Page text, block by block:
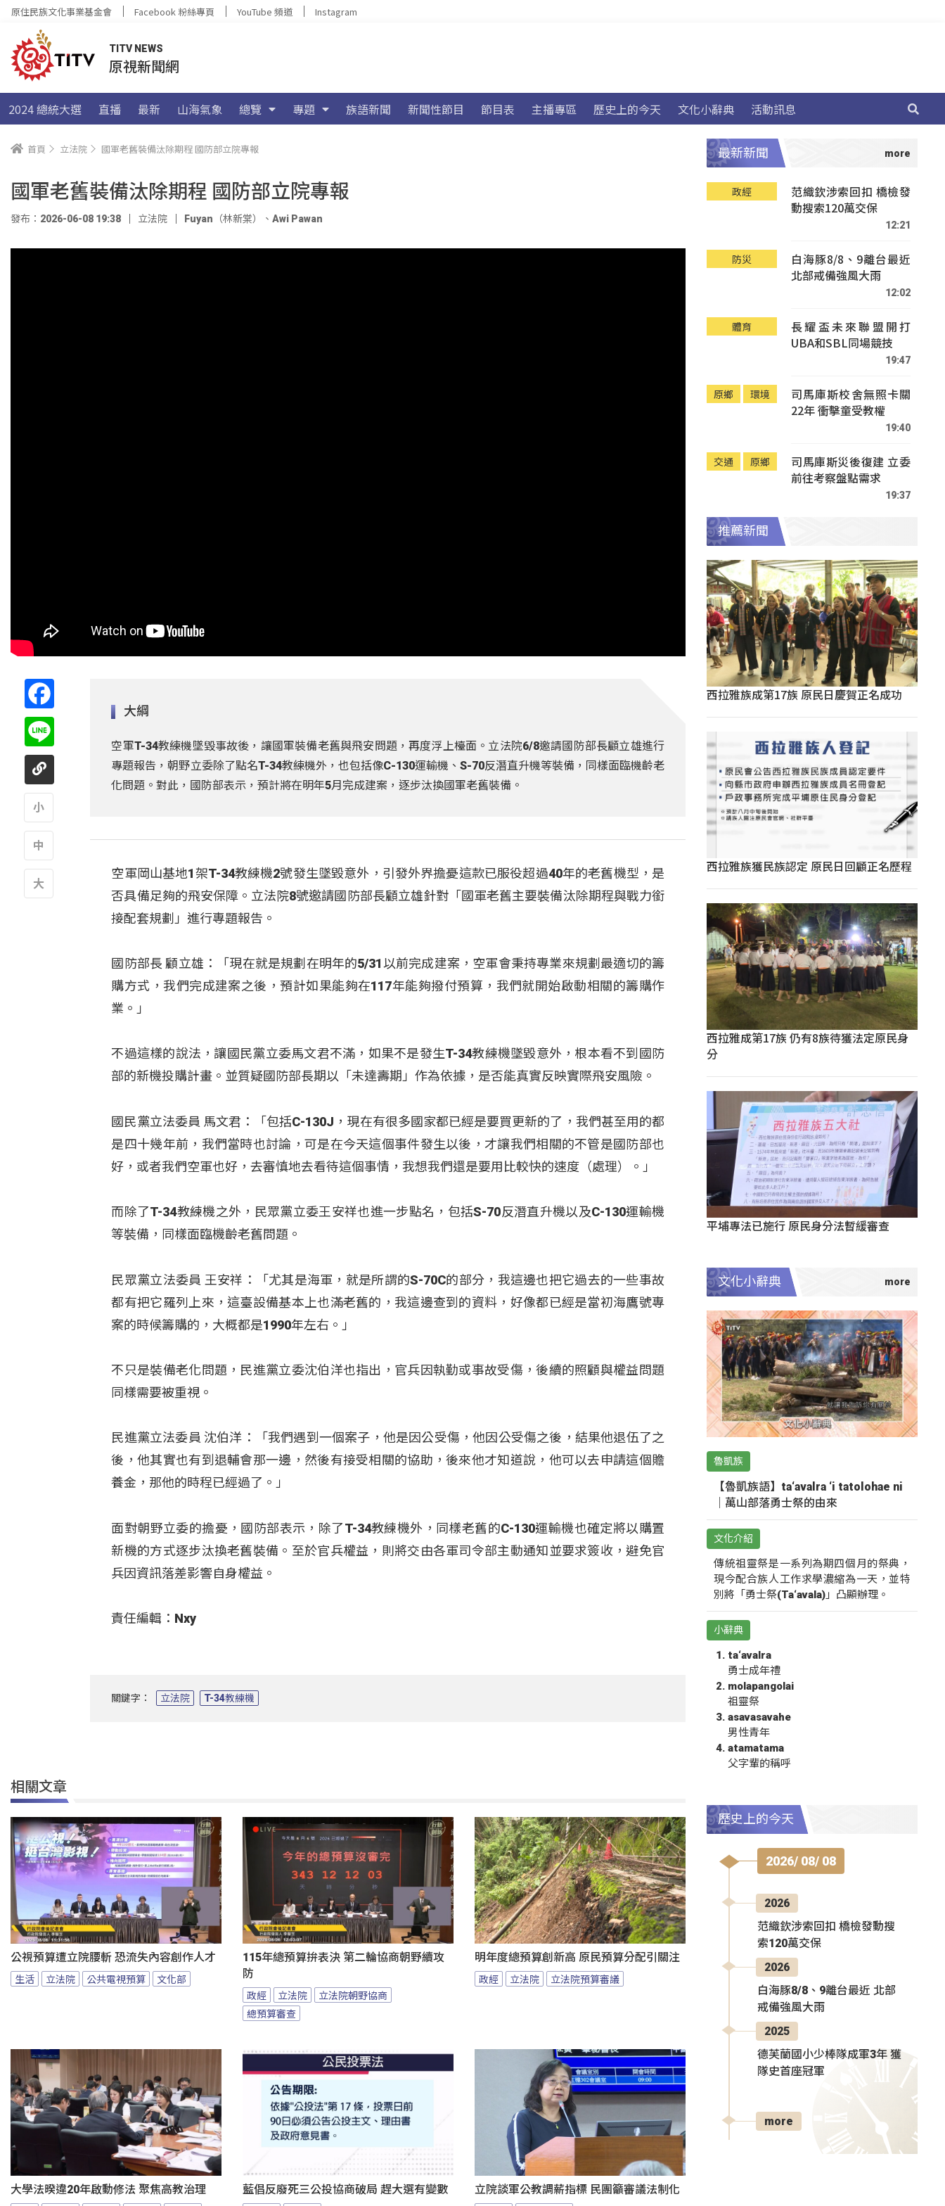
原住民族文化事業基金會 Facebook 粉絲專頁 YouTube 頻道 Instagram
TITV NEWS
原視新聞網
2024 總統大選 直播 最新 山海氣象 總覽 專題 族語新聞 新聞性節目 節目表 主播專區 歷史上的今天 文化小辭典 活動訊息
首頁 立法院 國軍老舊裝備汰除期程 國防部立院專報
國軍老舊裝備汰除期程 國防部立院專報
發布：2026-06-08 19:38 立法院 Fuyan（林新棠） 、 Awi Pawan
大綱
空軍T-34教練機墜毀事故後，讓國軍裝備老舊與飛安問題，再度浮上檯面。立法院6/8邀請國防部長顧立雄進行
專題報告，朝野立委除了點名T-34教練機外，也包括像C-130運輸機、S-70反潛直升機等裝備，同樣面臨機齡老
化問題。對此，國防部表示，預計將在明年5月完成建案，逐步汰換國軍老舊裝備。
空軍岡山基地1架T-34教練機2號發生墜毀意外，引發外界擔憂這款已服役超過40年的老舊機型，是
否具備足夠的飛安保障。立法院8號邀請國防部長顧立雄針對「國軍老舊主要裝備汰除期程與戰力銜
接配套規劃」進行專題報告。
國防部長 顧立雄：「現在就是規劃在明年的5/31以前完成建案，空軍會秉持專業來規劃最適切的籌
購方式，我們完成建案之後，預計如果能夠在117年能夠撥付預算，我們就開始啟動相關的籌購作
業。」
不過這樣的說法，讓國民黨立委馬文君不滿，如果不是發生T-34教練機墜毀意外，根本看不到國防
部的新機投購計畫。並質疑國防部長期以「未達壽期」作為依據，是否能真實反映實際飛安風險。
國民黨立法委員 馬文君：「包括C-130J，現在有很多國家都已經是要買更新的了，我們甚至用的都
是四十幾年前，我們當時也討論，可是在今天這個事件發生以後，才讓我們相關的不管是國防部也
好，或者我們空軍也好，去審慎地去看待這個事情，我想我們還是要用比較快的速度（處理）。」
而除了T-34教練機之外，民眾黨立委王安祥也進一步點名，包括S-70反潛直升機以及C-130運輸機
等裝備，同樣面臨機齡老舊問題。
民眾黨立法委員 王安祥：「尤其是海軍，就是所謂的S-70C的部分，我這邊也把它過去的一些事故
都有把它羅列上來，這臺設備基本上也滿老舊的，我這邊查到的資料，好像都已經是當初海鷹號專
案的時候籌購的，大概都是1990年左右。」
不只是裝備老化問題，民進黨立委沈伯洋也指出，官兵因執勤或事故受傷，後續的照顧與權益問題
同樣需要被重視。
民進黨立法委員 沈伯洋：「我們遇到一個案子，他是因公受傷，他因公受傷之後，結果他退伍了之
後，他其實也有到退輔會那一邊，然後有接受相關的協助，後來他才知道說，他可以去申請這個贍
養金，那他的時程已經過了。」
面對朝野立委的擔憂，國防部表示，除了T-34教練機外，同樣老舊的C-130運輸機也確定將以購置
新機的方式逐步汰換老舊裝備。至於官兵權益，則將交由各軍司令部主動通知並要求簽收，避免官
兵因資訊落差影響自身權益。
責任編輯：Nxy
關鍵字： 立法院 T-34教練機
相關文章
公視預算遭立院腰斬 恐流失內容創作人才
生活 立法院 公共電視預算 文化部
115年總預算拚表決 第二輪協商朝野續攻
防
政經 立法院
立法院朝野協商
總預算審查
明年度總預算創新高 原民預算分配引關注
政經 立法院 立法院預算審議
大學法暌違20年啟動修法 聚焦高教治理 藍倡反廢死三公投協商破局 趕大選有變數 立院談軍公教調薪指標 民團籲審議法制化
最新新聞
政經
范織欽涉索回扣 橋檢發
動搜索120萬交保
12:21
防災
白海豚8/8、9離台最近
北部戒備強風大雨
12:02
體育
長耀盃未來聯盟開打
UBA和SBL同場競技
19:47
原鄉 環境
司馬庫斯校舍無照卡關
22年 衝擊童受教權
19:40
交通 原鄉
司馬庫斯災後復建 立委
前往考察盤點需求
19:37
推薦新聞
西拉雅族成第17族 原民日慶賀正名成功
西拉雅族獲民族認定 原民日回顧正名歷程
西拉雅成第17族 仍有8族待獲法定原民身
分
平埔專法已施行 原民身分法暫緩審查
文化小辭典
魯凱族
【魯凱族語】ta‘avalra ‘i tatolohae ni
｜萬山部落勇士祭的由來
文化介紹
傳統祖靈祭是一系列為期四個月的祭典，
現今配合族人工作求學濃縮為一天，並特
別將「勇士祭(Ta‘avala)」凸顯辦理。
小辭典
ta‘avalra
勇士成年禮
molapangolai
祖靈祭
asavasavahe
男性青年
atamatama
父字輩的稱呼
歷史上的今天
2026/ 08/ 08
2026
范織欽涉索回扣 橋檢發動搜
索120萬交保
2026
白海豚8/8、9離台最近 北部
戒備強風大雨
2025
德芙蘭國小少棒隊成軍3年 獲
隊史首座冠軍
more